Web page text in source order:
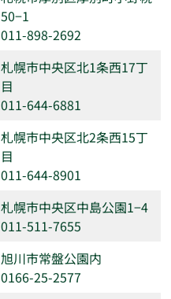
50−1
011-898-2692
札幌市中央区北1条西17丁
目
011-644-6881
札幌市中央区北2条西15丁
目
011-644-8901
札幌市中央区中島公園1−4
011-511-7655
旭川市常盤公園内
0166-25-2577